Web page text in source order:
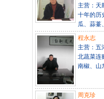
主营：天
十年的历
瓜、蒜薹
程永志
主营：五
北蔬菜连
南椒、山
周克珍